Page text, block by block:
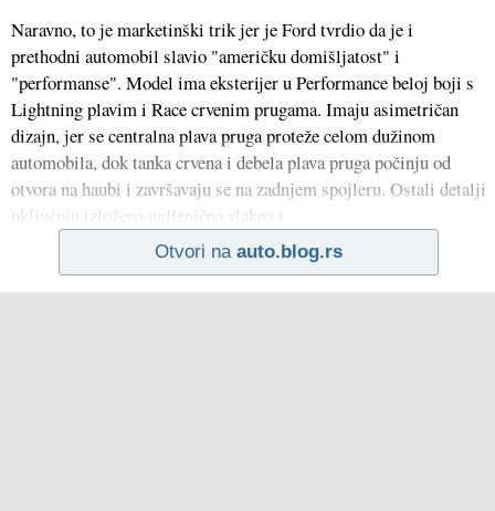
Naravno, to je marketinški trik jer je Ford tvrdio da je i
prethodni automobil slavio "američku domišljatost" i
"performanse". Model ima eksterijer u Performance beloj boji s
Lightning plavim i Race crvenim prugama. Imaju asimetričan
dizajn, jer se centralna plava pruga proteže celom dužinom
automobila, dok tanka crvena i debela plava pruga počinju od
otvora na haubi i završavaju se na zadnjem spojleru. Ostali detalji
uključuju izložena ugljenična vlakna i
Otvori na auto.blog.rs